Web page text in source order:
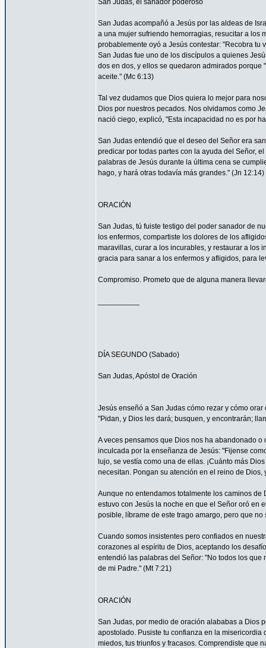
San Judas, el sanador poderoso
San Judas acompañó a Jesús por las aldeas de
a una mujer sufriendo hemorragias, resucitar a los
probablemente oyó a Jesús contestar: "Recobra tu
San Judas fue uno de los discípulos a quienes
dos en dos, y ellos se quedaron admirados
aceite." (Mc 6:13)
Tal vez dudamos que Dios quiera lo mejor para
Dios por nuestros pecados. Nos olvidamos como
nació ciego, explicó, "Esta incapacidad no es por
San Judas entendió que el deseo del Señor era
predicar por todas partes con la ayuda del Señor,
palabras de Jesús durante la última cena se
hago, y hará otras todavía más grandes." (Jn 12:14)
ORACIÓN
San Judas, tú fuiste testigo del poder sanador de
los enfermos, compartiste los dolores de los
maravillas, curar a los incurables, y restaurar a los
gracia para sanar a los enfermos y afligidos, para
Compromiso. Prometo que de alguna manera
DÍA SEGUNDO (Sabado)
San Judas, Apóstol de Oración
Jesús enseñó a San Judas cómo rezar y cómo
"Pidan, y Dios les dará; busquen, y encontrarán;
A veces pensamos que Dios nos ha abandonado
inculcada por la enseñanza de Jesús: "Fijense
lujo, se vestía como una de ellas. ¡Cuánto más
necesitan. Pongan su atención en el reino de
Aunque no entendamos totalmente los caminos
estuvo con Jesús la noche en que el Señor oró en
posible, líbrame de este trago amargo, pero que
Cuando somos insistentes pero confiados en
corazones al espíritu de Dios, aceptando los
entendió las palabras del Señor: "No todos los
de mi Padre." (Mt 7:21)
ORACIÓN
San Judas, por medio de oración alababas a Dios
apostolado. Pusiste tu confianza en la
miedos, tus triunfos y fracasos. Comprendiste que